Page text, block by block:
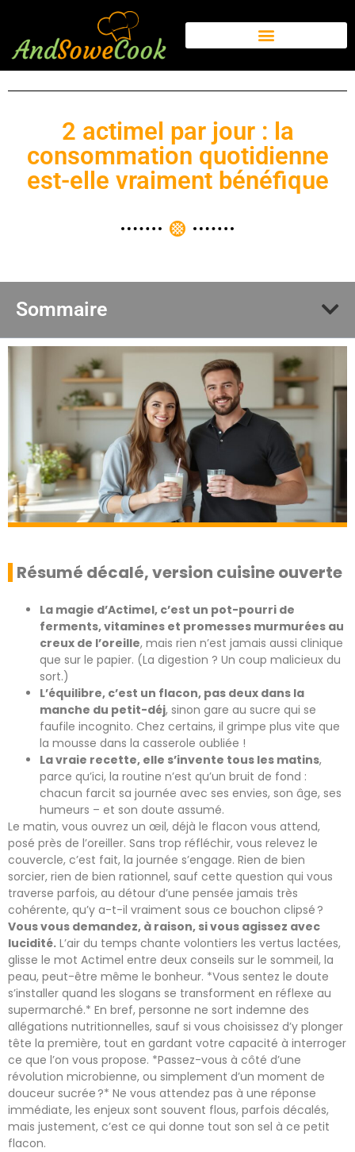
2 actimel par jour : la
consommation quotidienne
est-elle vraiment bénéfique
Sommaire
Résumé décalé, version cuisine ouverte
La magie d’Actimel, c’est un pot-pourri de
ferments, vitamines et promesses murmurées au
creux de l’oreille, mais rien n’est jamais aussi clinique
que sur le papier. (La digestion ? Un coup malicieux du
sort.)
L’équilibre, c’est un flacon, pas deux dans la
manche du petit-déj, sinon gare au sucre qui se
faufile incognito. Chez certains, il grimpe plus vite que
la mousse dans la casserole oubliée !
La vraie recette, elle s’invente tous les matins,
parce qu’ici, la routine n’est qu’un bruit de fond :
chacun farcit sa journée avec ses envies, son âge, ses
humeurs – et son doute assumé.
Le matin, vous ouvrez un œil, déjà le flacon vous attend,
posé près de l’oreiller. Sans trop réfléchir, vous relevez le
couvercle, c’est fait, la journée s’engage. Rien de bien
sorcier, rien de bien rationnel, sauf cette question qui vous
traverse parfois, au détour d’une pensée jamais très
cohérente, qu’y a-t-il vraiment sous ce bouchon clipsé ?
Vous vous demandez, à raison, si vous agissez avec
lucidité. L’air du temps chante volontiers les vertus lactées,
glisse le mot Actimel entre deux conseils sur le sommeil, la
peau, peut-être même le bonheur. *Vous sentez le doute
s’installer quand les slogans se transforment en réflexe au
supermarché.* En bref, personne ne sort indemne des
allégations nutritionnelles, sauf si vous choisissez d’y plonger
tête la première, tout en gardant votre capacité à interroger
ce que l’on vous propose. *Passez-vous à côté d’une
révolution microbienne, ou simplement d’un moment de
douceur sucrée ?* Ne vous attendez pas à une réponse
immédiate, les enjeux sont souvent flous, parfois décalés,
mais justement, c’est ce qui donne tout son sel à ce petit
flacon.